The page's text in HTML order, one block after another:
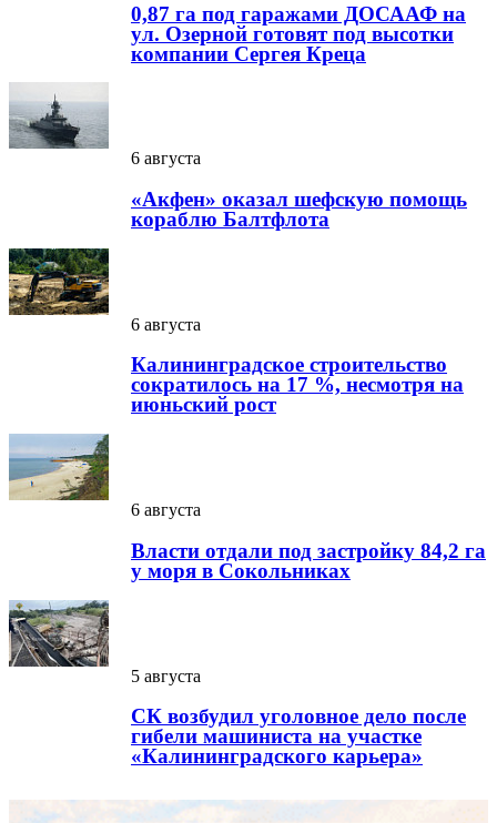
0,87 га под гаражами ДОСААФ на
ул. Озерной готовят под высотки
компании Сергея Креца
6 августа
«Акфен» оказал шефскую помощь
кораблю Балтфлота
6 августа
Калининградское строительство
сократилось на 17 %, несмотря на
июньский рост
6 августа
Власти отдали под застройку 84,2 га
у моря в Сокольниках
5 августа
СК возбудил уголовное дело после
гибели машиниста на участке
«Калининградского карьера»